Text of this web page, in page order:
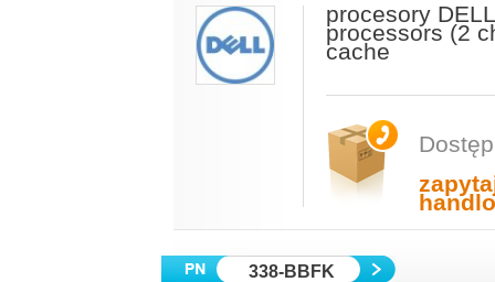
procesory
processors (2
cache
338-BBFK